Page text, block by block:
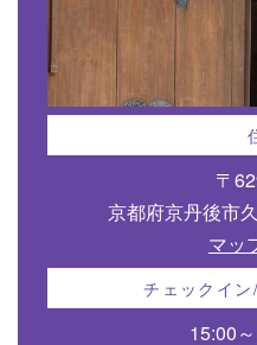
〒
京都府京丹後市
マッ
チェックイ
15:00